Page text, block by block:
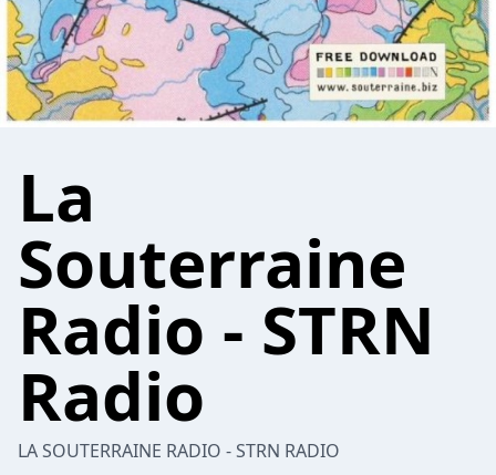
La
Souterraine
Radio - STRN
Radio
LA SOUTERRAINE RADIO - STRN RADIO